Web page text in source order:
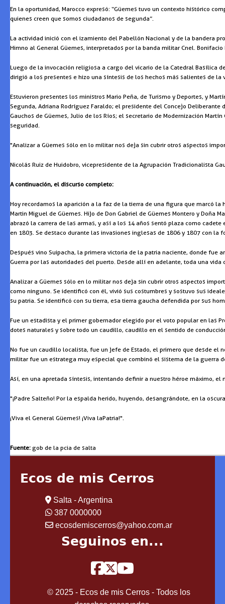
En la oportunidad, Marocco expresó: “Güemes tuvo un contexto histórico
quienes creen que somos ciudadanos de segunda”.
La actividad inició con el izamiento del Pabellón Nacional y de la bandera
Himno al General Güemes, interpretados por la banda militar Cnel. Bonifacio
Luego de la invocación religiosa a cargo del vicario de la Catedral Basílica
dirigió a los presentes e hizo una síntesis de los hechos más salientes de
Estuvieron presentes los ministros Mario Peña, de Turismo y Deportes, y
Segunda, Adriana Rodríguez Faraldo; el presidente del Concejo
Gauchos de Güemes, Julio de los Ríos; el secretario de Modernización
seguridad.
"Analizar a Güemes sólo en lo militar nos deja sin cubrir otros aspectos
Nicolás Ruiz de Huidobro, vicepresidente de la Agrupación Tradicionalista
A continuación, el discurso completo:
Hoy recordamos la aparición a la faz de la tierra de una figura que marcó
Martin Miguel de Güemes. Hijo de Don Gabriel de Güemes Montero y Doña
abrazó la carrera de las armas, y así a los 14 años sentó plaza como
en 1803. Se destaco durante las invasiones inglesas de 1806 y 1807 con
Después vino Suipacha, la primera victoria de la patria naciente, donde
Guerra por las autoridades del puerto. Desde allí en adelante, toda una
Analizar a Güemes sólo en lo militar nos deja sin cubrir otros aspectos
como ninguno. Se identificó con él, vivió sus costumbres y sostuvo sus
su patria. Se identificó con su tierra, esa tierra gaucha defendida por sus
Fue un estadista y el primer gobernador elegido por el voto popular en las
dotes naturales y sobre todo un caudillo, caudillo en el sentido de
No fue un caudillo localista, fue un jefe de Estado, el primero que desde el
militar fue un estratega muy especial que combinó el sistema de la guerra
Así, en una apretada síntesis, intentando definir a nuestro héroe máximo,
"¡Padre Salteño! Por la espalda herido, huyendo, desangrándote, en la
¡Viva el General Güemes! ¡Viva la Patria!".
Fuente: gob de la pcia de salta
Ecos de mis Cerros
Salta - Argentina
387 0000000
ecosdemiscerros@yahoo.com.ar
Seguinos en...
© 2025 - Ecos de mis Cerros - Todos los